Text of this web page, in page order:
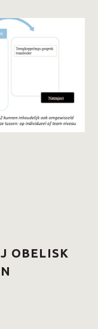
OBELISK